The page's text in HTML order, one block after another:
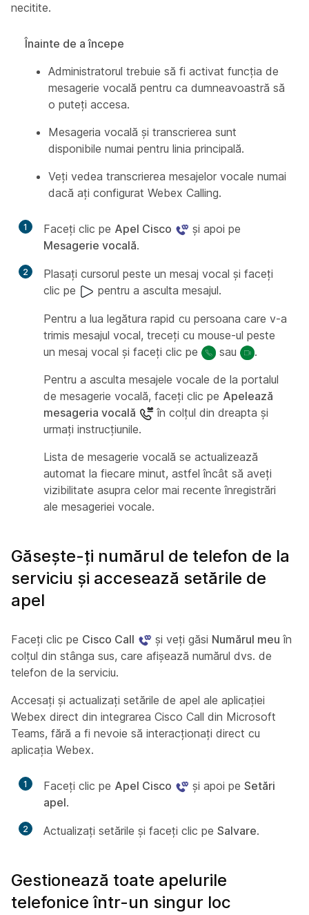
necitite.
Înainte de a începe
Administratorul trebuie să fi activat funcția de
mesagerie vocală pentru ca dumneavoastră să
o puteți accesa.
Mesageria vocală și transcrierea sunt
disponibile numai pentru linia principală.
Veți vedea transcrierea mesajelor vocale numai
dacă ați configurat Webex Calling.
1 Faceți clic pe Apel Cisco
și apoi pe
Mesagerie vocală.
2
Plasați cursorul peste un mesaj vocal și faceți
clic pe
pentru a asculta mesajul.
Pentru a lua legătura rapid cu persoana care v-a
trimis mesajul vocal, treceți cu mouse-ul peste
un mesaj vocal și faceți clic pe
sau .
Pentru a asculta mesajele vocale de la portalul
de mesagerie vocală, faceți clic pe Apelează
mesageria vocală
în colțul din dreapta și
urmați instrucțiunile.
Lista de mesagerie vocală se actualizează
automat la fiecare minut, astfel încât să aveți
vizibilitate asupra celor mai recente înregistrări
ale mesageriei vocale.
Găsește-ți numărul de telefon de la
serviciu și accesează setările de
apel
Faceți clic pe Cisco Call și veți găsi Numărul meu în
colțul din stânga sus, care afișează numărul dvs. de
telefon de la serviciu.
Accesați și actualizați setările de apel ale aplicației
Webex direct din integrarea Cisco Call din Microsoft
Teams, fără a fi nevoie să interacționați direct cu
aplicația Webex.
1 Faceți clic pe Apel Cisco și apoi pe Setări
apel.
2 Actualizați setările și faceți clic pe Salvare.
Gestionează toate apelurile
telefonice într-un singur loc